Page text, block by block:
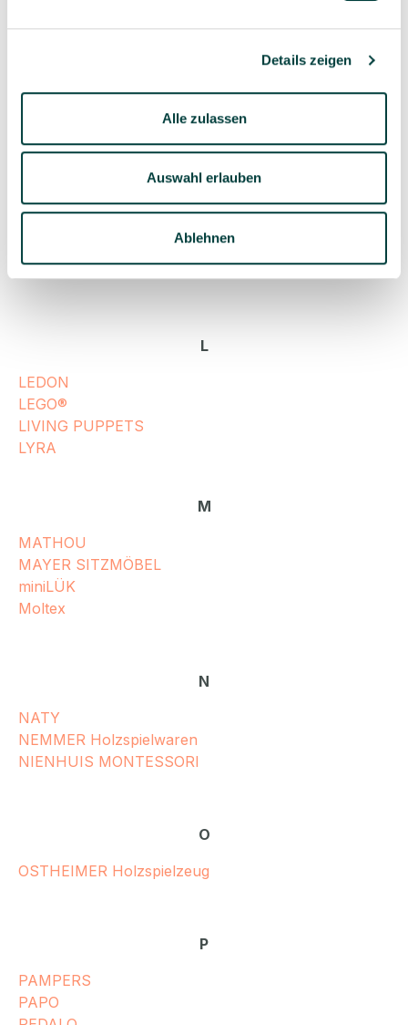
Details zeigen
Alle zulassen
Auswahl erlauben
Ablehnen
K
KAPLA
L
LEDON
LEGO®
LIVING PUPPETS
LYRA
M
MATHOU
MAYER SITZMÖBEL
miniLÜK
Moltex
N
NATY
NEMMER Holzspielwaren
NIENHUIS MONTESSORI
O
OSTHEIMER Holzspielzeug
P
PAMPERS
PAPO